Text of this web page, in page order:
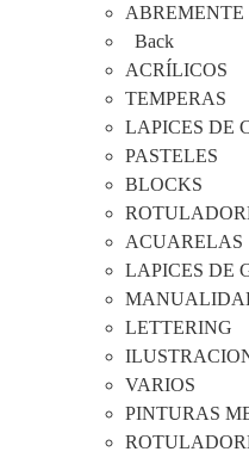
ABREMENTE
Back
ACRÍLICOS
TEMPERAS
LAPICES DE
PASTELES
BLOCKS
ACUARELAS
LAPICES DE
LETTERING
VARIOS
PINTURAS